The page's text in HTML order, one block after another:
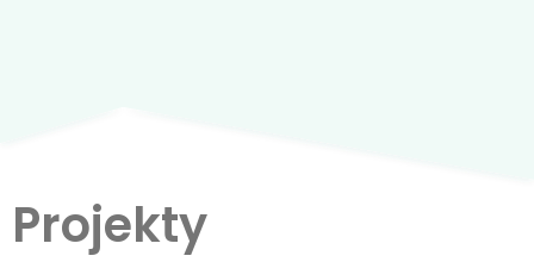
Projekty